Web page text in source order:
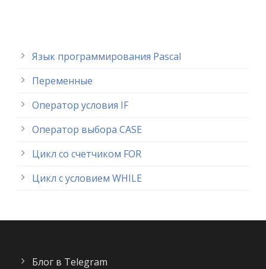
Язык программирования Pascal
Переменные
Оператор условия IF
Оператор выбора CASE
Цикл со счетчиком FOR
Цикл с условием WHILE
Блог в Telegram